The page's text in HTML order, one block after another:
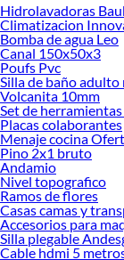
Hidrolavadoras
Climatizacion
Bomba de agua Leo
Canal 150x50x3
Poufs Pvc
Silla de baño adulto
Volcanita 10mm
Set de
Placas colaborantes
Menaje cocina
Pino 2x1 bruto
Andamio
Nivel topografico
Ramos de flores
Casas camas y
Accesorios para
Silla plegable
Cable hdmi 5